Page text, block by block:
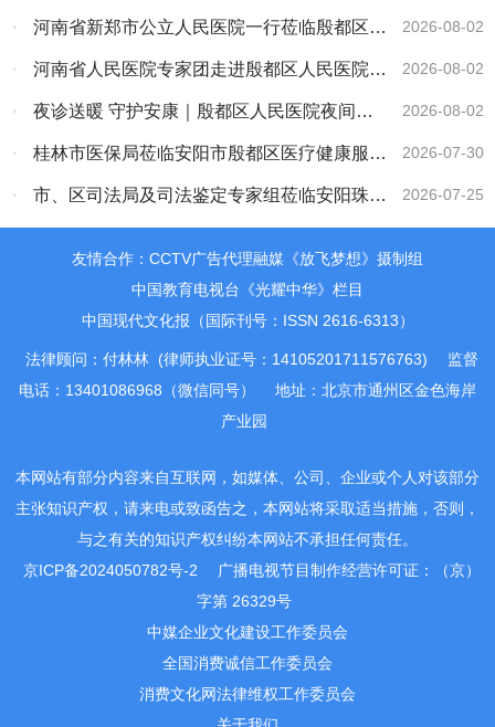
院召开八一建军节座谈会
·
河南省新郑市公立人民医院一行莅临殷都区医
疗健康服务集团考察交流
2026-08-02
·
河南省人民医院专家团走进殷都区人民医院大
型义诊活动圆满落幕
2026-08-02
·
夜诊送暖 守护安康｜殷都区人民医院夜间义
诊便民惠民
2026-08-02
·
桂林市医保局莅临安阳市殷都区医疗健康服务
集团考察交流
2026-07-30
·
市、区司法局及司法鉴定专家组莅临安阳珠泉
法医临床司法鉴定所开展“双随机、一公开”专项
检查指导工作
2026-07-25
友情合作：CCTV广告代理融媒《放飞梦想》摄制组
中国教育电视台《光耀中华》栏目
中国现代文化报（国际刊号：ISSN 2616-6313）
法律顾问：付林林 (律师执业证号：14105201711576763)
监督
电话：13401086968（微信同号）
地址：北京市通州区金色海岸
产业园
本网站有部分内容来自互联网，如媒体、公司、企业或个人对该部分
主张知识产权，请来电或致函告之，本网站将采取适当措施，否则，
与之有关的知识产权纠纷本网站不承担任何责任。
京ICP备2024050782号-2
广播电视节目制作经营许可证：（京）
字第 26329号
中媒企业文化建设工作委员会
全国消费诚信工作委员会
消费文化网法律维权工作委员会